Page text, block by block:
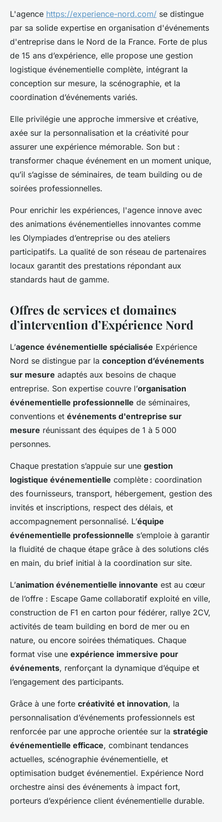
L'agence https://experience-nord.com/ se distingue
par sa solide expertise en organisation d'événements
d'entreprise dans le Nord de la France. Forte de plus
de 15 ans d’expérience, elle propose une gestion
logistique événementielle complète, intégrant la
conception sur mesure, la scénographie, et la
coordination d’événements variés.
Elle privilégie une approche immersive et créative,
axée sur la personnalisation et la créativité pour
assurer une expérience mémorable. Son but :
transformer chaque événement en un moment unique,
qu’il s’agisse de séminaires, de team building ou de
soirées professionnelles.
Pour enrichir les expériences, l'agence innove avec
des animations événementielles innovantes comme
les Olympiades d’entreprise ou des ateliers
participatifs. La qualité de son réseau de partenaires
locaux garantit des prestations répondant aux
standards haut de gamme.
Offres de services et domaines
d’intervention d’Expérience Nord
L’agence événementielle spécialisée Expérience
Nord se distingue par la conception d’événements
sur mesure adaptés aux besoins de chaque
entreprise. Son expertise couvre l’organisation
événementielle professionnelle de séminaires,
conventions et événements d'entreprise sur
mesure réunissant des équipes de 1 à 5 000
personnes.
Chaque prestation s’appuie sur une gestion
logistique événementielle complète : coordination
des fournisseurs, transport, hébergement, gestion des
invités et inscriptions, respect des délais, et
accompagnement personnalisé. L’équipe
événementielle professionnelle s’emploie à garantir
la fluidité de chaque étape grâce à des solutions clés
en main, du brief initial à la coordination sur site.
L’animation événementielle innovante est au cœur
de l’offre : Escape Game collaboratif exploité en ville,
construction de F1 en carton pour fédérer, rallye 2CV,
activités de team building en bord de mer ou en
nature, ou encore soirées thématiques. Chaque
format vise une expérience immersive pour
événements, renforçant la dynamique d’équipe et
l’engagement des participants.
Grâce à une forte créativité et innovation, la
personnalisation d’événements professionnels est
renforcée par une approche orientée sur la stratégie
événementielle efficace, combinant tendances
actuelles, scénographie événementielle, et
optimisation budget événementiel. Expérience Nord
orchestre ainsi des événements à impact fort,
porteurs d’expérience client événementielle durable.